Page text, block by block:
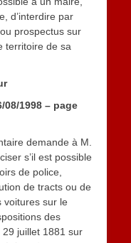
d’interdire par
prospectus sur
territoire de sa
1998 – page
demande à M.
s’il est possible
de police,
de tracts ou de
voitures sur le
des
juillet 1881 sur